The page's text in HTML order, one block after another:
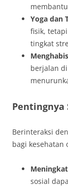
Yoga dan
fisik,
tingkat
berjalan
Pentingnya
Berinteraksi
bagi kesehatan
sosial